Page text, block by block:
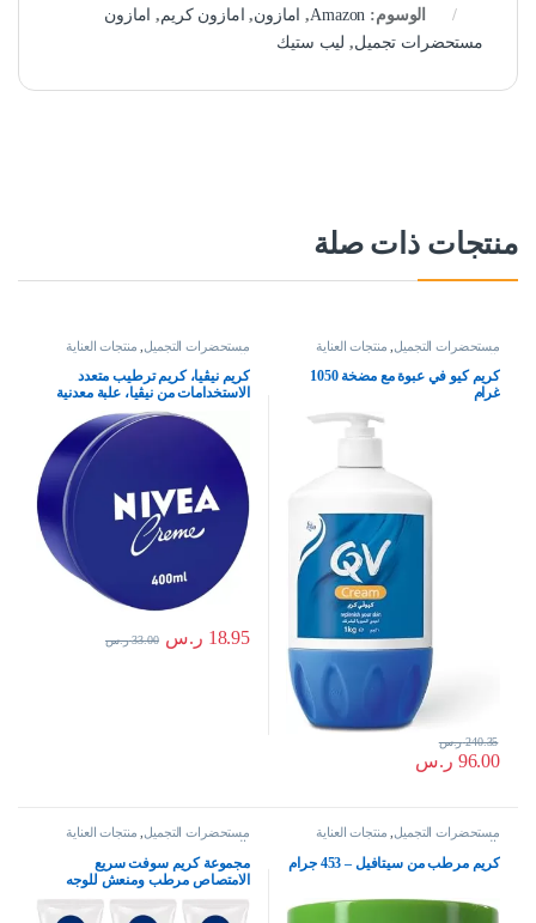
الوسوم: Amazon
, امازون, امازون كريم , امازون
مستحضرات تجميل, ليب ستيك
منتجات ذات صلة
مستحضرات التجميل منتجات العناية
بالبشرة
كريم كيو في عبوة مع مضخة 1050
غرام
96.00 ر.س
240.35 ر.س
مستحضرات التجميل منتجات العناية
بالبشرة
كريم نيڤيا، كريم ترطيب متعدد
الاستخدامات من نيڤيا، علبة معدنية
18.95 ر.س 33.00 ر.س
مستحضرات التجميل, منتجات العناية
بالبشرة
كريم مرطب من سيتافيل – 453 جرام
مستحضرات التجميل, منتجات العناية
بالبشرة
مجموعة كريم سوفت سريع
الامتصاص مرطب ومنعش للوجه
والجسم واليدين معبا في انبوب سعة
75 مل، مكونة من 3 قطع من نيفيا